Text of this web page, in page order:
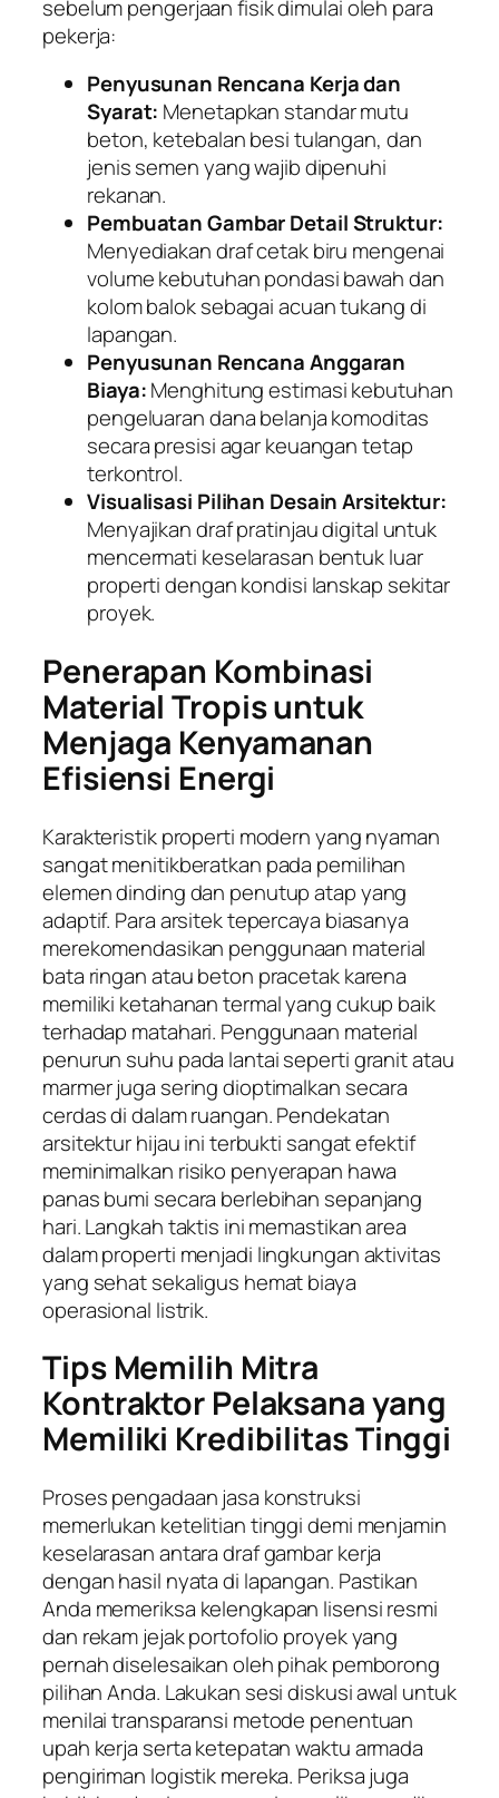
sebelum pengerjaan fisik dimulai oleh para
pekerja:
Penyusunan Rencana Kerja dan
Syarat: Menetapkan standar mutu
beton, ketebalan besi tulangan, dan
jenis semen yang wajib dipenuhi
rekanan.
Pembuatan Gambar Detail Struktur:
Menyediakan draf cetak biru mengenai
volume kebutuhan pondasi bawah dan
kolom balok sebagai acuan tukang di
lapangan.
Penyusunan Rencana Anggaran
Biaya:Menghitung estimasi kebutuhan
pengeluaran dana belanja komoditas
secara presisi agar keuangan tetap
terkontrol.
Visualisasi Pilihan Desain Arsitektur:
Menyajikan draf pratinjau digital untuk
mencermati keselarasan bentuk luar
properti dengan kondisi lanskap sekitar
proyek.
Penerapan Kombinasi
Material Tropis untuk
Menjaga Kenyamanan
Efisiensi Energi
Karakteristik properti modern yang nyaman
sangat menitikberatkan pada pemilihan
elemen dinding dan penutup atap yang
adaptif. Para arsitek tepercaya biasanya
merekomendasikan penggunaan material
bata ringan atau beton pracetak karena
memiliki ketahanan termal yang cukup baik
terhadap matahari. Penggunaan material
penurun suhu pada lantai seperti granit atau
marmer juga sering dioptimalkan secara
cerdas di dalam ruangan. Pendekatan
arsitektur hijau ini terbukti sangat efektif
meminimalkan risiko penyerapan hawa
panas bumi secara berlebihan sepanjang
hari. Langkah taktis ini memastikan area
dalam properti menjadi lingkungan aktivitas
yang sehat sekaligus hemat biaya
operasional listrik.
Tips Memilih Mitra
Kontraktor Pelaksana yang
Memiliki Kredibilitas Tinggi
Proses pengadaan jasa konstruksi
memerlukan ketelitian tinggi demi menjamin
keselarasan antara draf gambar kerja
dengan hasil nyata di lapangan. Pastikan
Anda memeriksa kelengkapan lisensi resmi
dan rekam jejak portofolio proyek yang
pernah diselesaikan oleh pihak pemborong
pilihan Anda. Lakukan sesi diskusi awal untuk
menilai transparansi metode penentuan
upah kerja serta ketepatan waktu armada
pengiriman logistik mereka. Periksa juga